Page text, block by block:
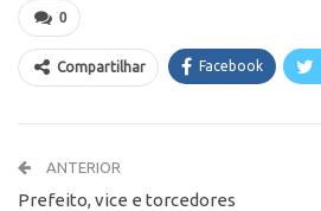
0
Compartilhar Facebook
ANTERIOR
Prefeito, vice e torcedores